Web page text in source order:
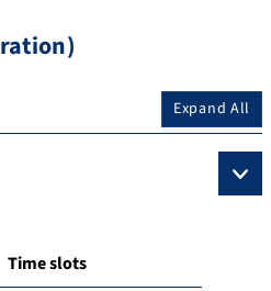
Expand All
Time slots